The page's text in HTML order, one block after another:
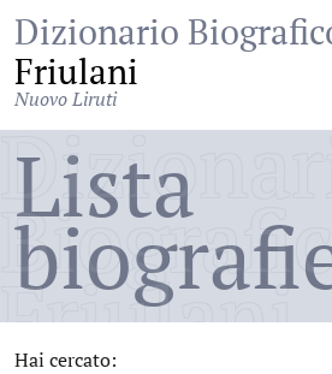
Dizionario
Friulani
Nuovo Liruti
Friulani
Lista
Hai cercato: